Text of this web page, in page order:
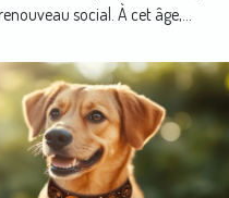
social. À cet âge,...